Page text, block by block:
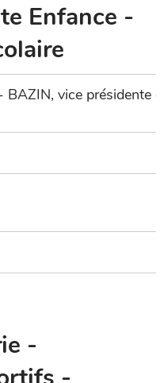
Enfance -
BAZIN, vice présidente
-